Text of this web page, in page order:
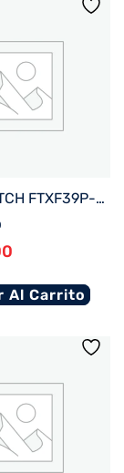
SMARTWATCH FTXF39P-RGPK 42MM ROSE GOLD%2FROSA ANDROID%2FIOS%2FBT%2FFREC. CARD%2FNOTIFICACIONES
Al Carrito